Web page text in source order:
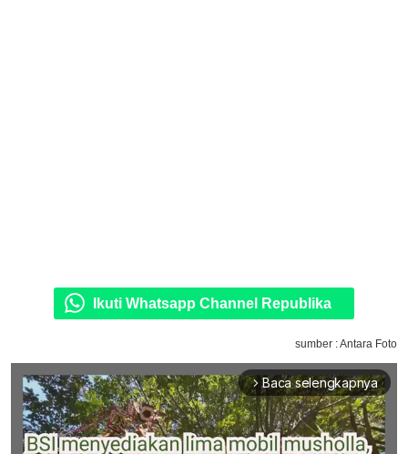
Ikuti Whatsapp Channel Republika
sumber : Antara Foto
arrow_forward_ios Baca selengkapnya